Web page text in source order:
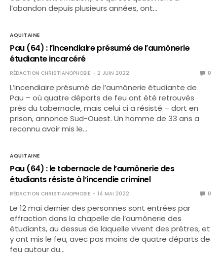
l’abandon depuis plusieurs années, ont…
AQUITAINE
Pau (64) : l’incendiaire présumé de l’aumônerie
étudiante incarcéré
RÉDACTION CHRISTIANOPHOBIE 2 JUIN 2022 0
L’incendiaire présumé de l’aumônerie étudiante de
Pau – où quatre départs de feu ont été retrouvés
près du tabernacle, mais celui ci a résisté – dort en
prison, annonce Sud-Ouest. Un homme de 33 ans a
reconnu avoir mis le…
AQUITAINE
Pau (64) : le tabernacle de l’aumônerie des
étudiants résiste à l’incendie criminel
RÉDACTION CHRISTIANOPHOBIE 14 MAI 2022 0
Le 12 mai dernier des personnes sont entrées par
effraction dans la chapelle de l’aumônerie des
étudiants, au dessus de laquelle vivent des prêtres, et
y ont mis le feu, avec pas moins de quatre départs de
feu autour du…